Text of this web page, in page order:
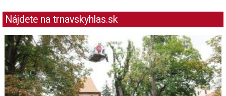
Nájdete na trnavskyhlas.sk